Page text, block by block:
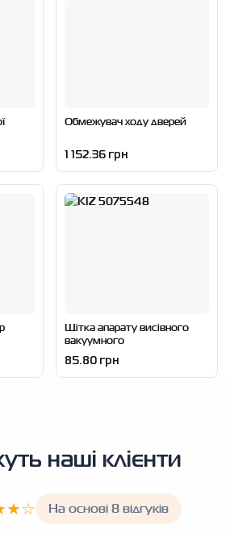
Обмежувач ходу дверей
1 152.36 грн
Щітка апарату висівного
вакуумного
85.80 грн
наші клієнти
На основі 8 відгуків